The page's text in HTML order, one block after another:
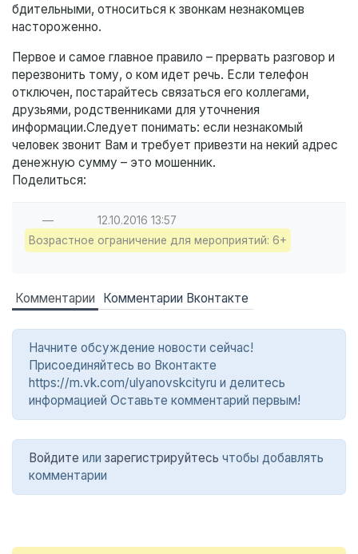
бдительными, относиться к звонкам незнакомцев
настороженно.
Первое и самое главное правило – прервать разговор и
перезвонить тому, о ком идет речь. Если телефон
отключен, постарайтесь связаться его коллегами,
друзьями, родственниками для уточнения
информации.Следует понимать: если незнакомый
человек звонит Вам и требует привезти на некий адрес
денежную сумму – это мошенник.
Поделиться:
— 12.10.2016 13:57
Возрастное ограничение для мероприятий: 6+
Комментарии Комментарии Вконтакте
Начните обсуждение новости сейчас!
Присоединяйтесь во Вконтакте
https://m.vk.com/ulyanovskcityru и делитесь
информацией Оставьте комментарий первым!
Войдите или зарегистрируйтесь чтобы добавлять
комментарии